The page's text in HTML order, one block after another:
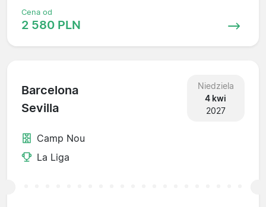
Cena od
2 580 PLN
Barcelona
Sevilla
Niedziela
4 kwi
2027
Camp Nou
La Liga